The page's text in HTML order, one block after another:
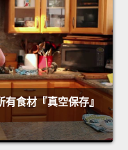
食材『真空保存』